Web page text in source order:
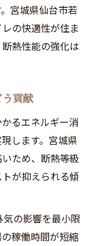
宮城県仙台市若
の快適性が住ま
熱性能の強化は
貢献
るエネルギー消
します。宮城県
ため、断熱等級
が抑えられる傾
の影響を最小限
稼働時間が短縮